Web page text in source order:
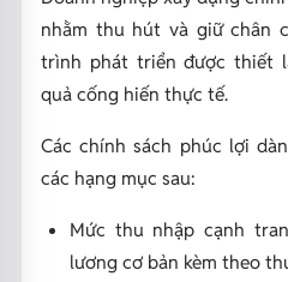
nhằm thu hút và giữ chân
trình phát triển được thiết
quả cống hiến thực tế.
Các chính sách phúc lợi
các hạng mục sau:
Mức thu nhập cạnh
lương cơ bản kèm theo